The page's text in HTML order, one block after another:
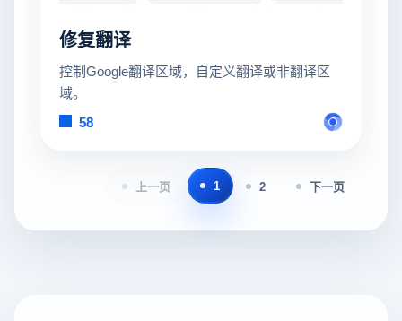
修复翻译
控制Google翻译区域，自定义翻译或非翻译区
域。
58
上一页 1 2 下一页